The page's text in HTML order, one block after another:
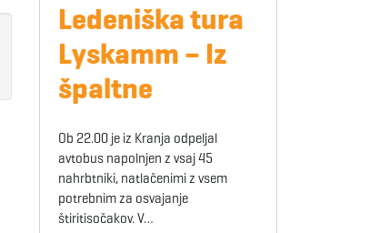
Ledeniška tura
Lyskamm – Iz
špaltne
Ob 22.00 je iz Kranja odpeljal
avtobus napolnjen z vsaj 45
nahrbtniki, natlačenimi z vsem
potrebnim za osvajanje
štiritisočakov. V…